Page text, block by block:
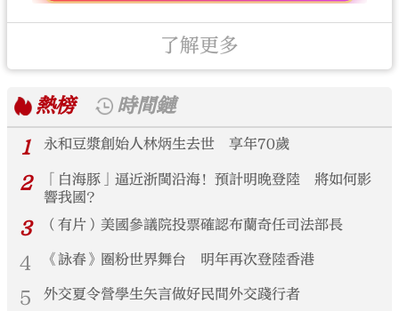
了解更多
熱榜
時間鏈
1
永和豆漿創始人林炳生去世 享年70歲
2
「白海豚」逼近浙閩沿海！預計明晚登陸 將如何影
響我國？
3 （有片）美國參議院投票確認布蘭奇任司法部長
4 《詠春》圈粉世界舞台 明年再次登陸香港
5 外交夏令營學生矢言做好民間外交踐行者